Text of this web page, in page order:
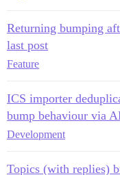
Returning bumping
last post
Feature
ICS importer
bump behaviour via
Development
Topics (with replies)